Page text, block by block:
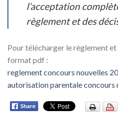
l’acceptation
règlement et des
Pour télécharger le règlement
format pdf :
reglement concours nouvelles
autorisation parentale concours